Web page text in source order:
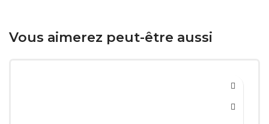
Vous aimerez peut-être aussi